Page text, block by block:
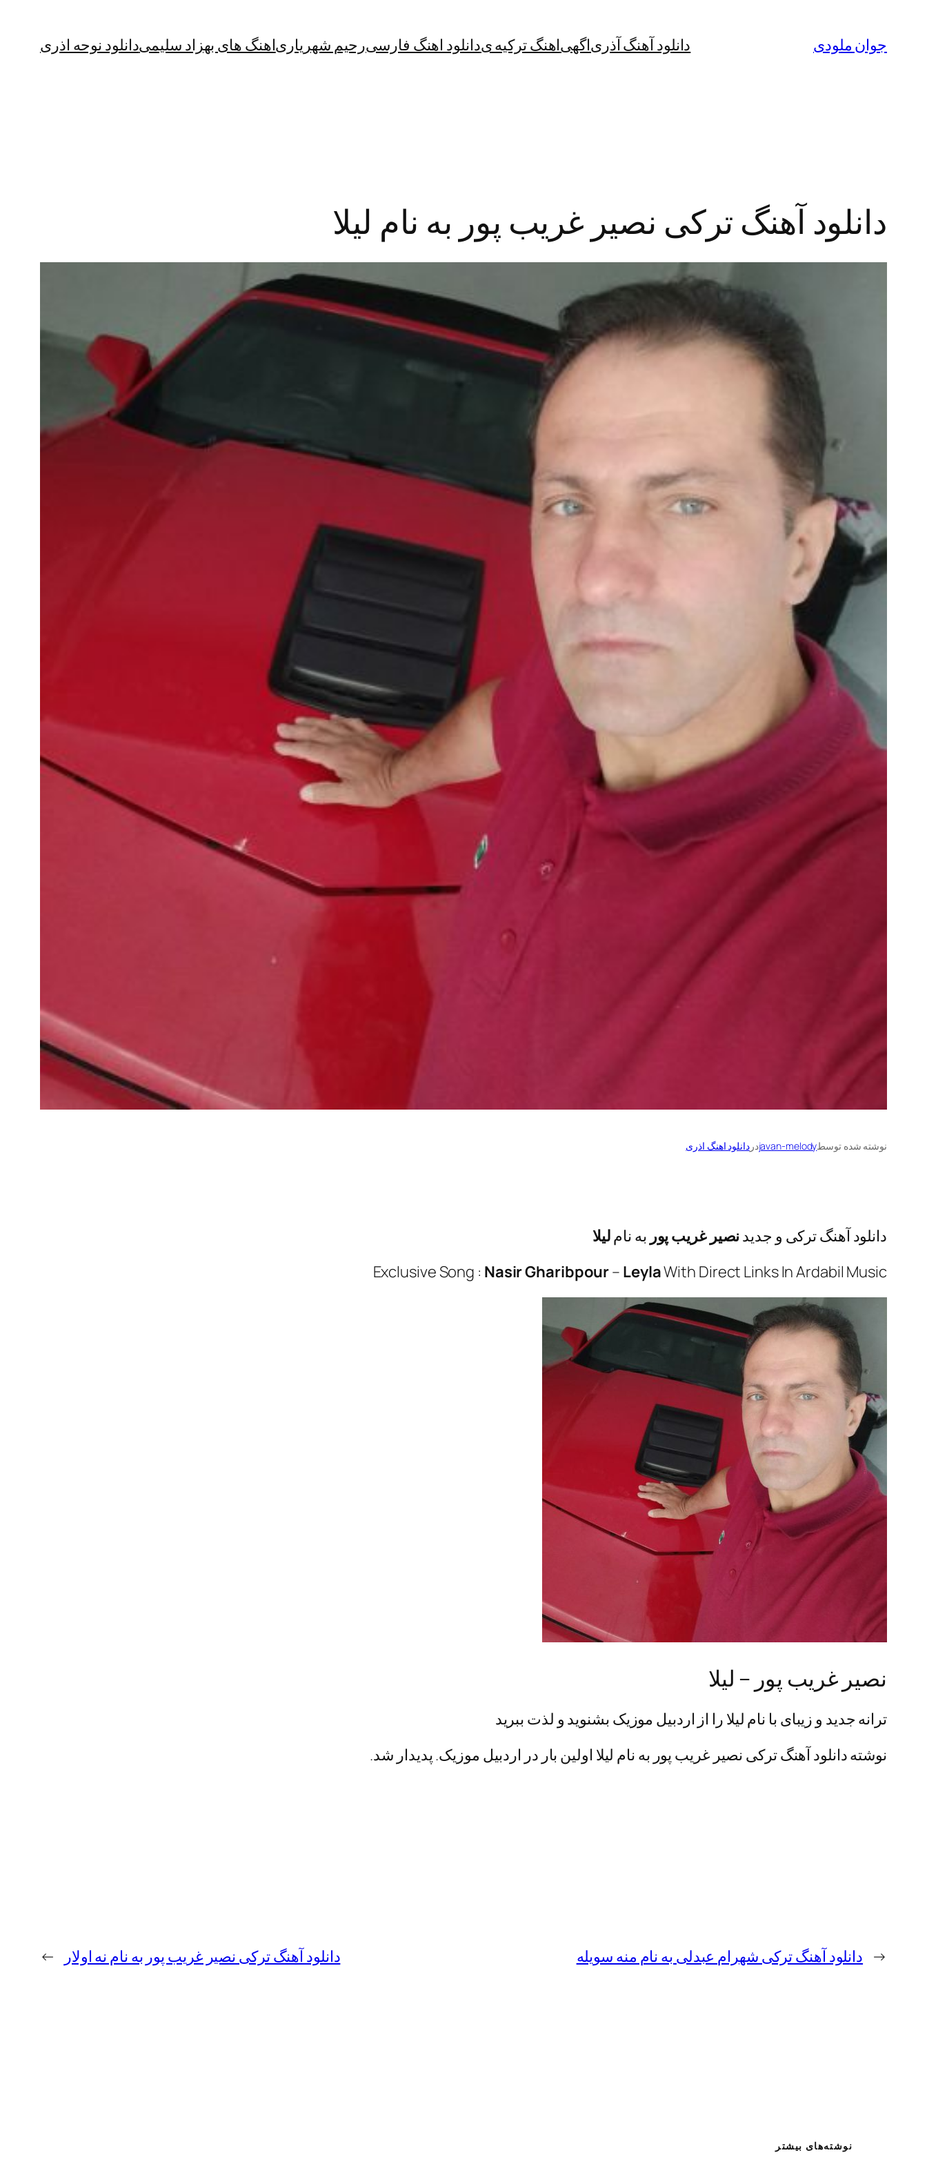
جوان ملودی دانلود آهنگ آذریاگهیاهنگ ترکیه یدانلود اهنگ فارسیرحیم شهریاریاهنگ های بهزاد سلیمیدانلود نوحه اذری
دانلود آهنگ ترکی نصیر غریب پور به نام لیلا
نوشته شده توسطjavan-melodyدردانلود اهنگ اذری
دانلود آهنگ ترکی و جدیدنصیر غریب پور به ناملیلا
Exclusive Song : Nasir Gharibpour– LeylaWith Direct Links In Ardabil Music
نصیر غریب پور – لیلا
ترانه جدید و زیبای با نام لیلا را از اردبیل موزیک بشنوید و لذت ببرید
نوشته دانلود آهنگ ترکی نصیر غریب پور به نام لیلا اولین بار در اردبیل موزیک. پدیدار شد.
← دانلود آهنگ ترکی شهرام عبدلی به نام منه سویله دانلود آهنگ ترکی نصیر غریب پور به نام نه اولار →
نوشته‌های بیشتر